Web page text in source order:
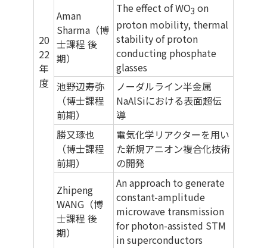
20
22
年
度
Aman
Sharma（博
士課程 後
期）
The effect of WO3 on
proton mobility, thermal
stability of proton
conducting phosphate
glasses
池野辺寿弥
（博士課程
前期）
ノーダルライン半金属
NaAlSiにおける表面超伝
導
勝又琢也
（博士課程
前期）
電気化学リアクターを用い
た新規アニオン複合化技術
の開発
Zhipeng
WANG（博
士課程 後
期）
An approach to generate
constant-amplitude
microwave transmission
for photon-assisted STM
in superconductors